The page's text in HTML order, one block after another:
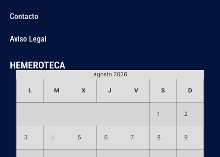
Contacto
Aviso Legal
HEMEROTECA
agosto 2026
L M X J V S D
1 2
3 4 5 6 7 8 9